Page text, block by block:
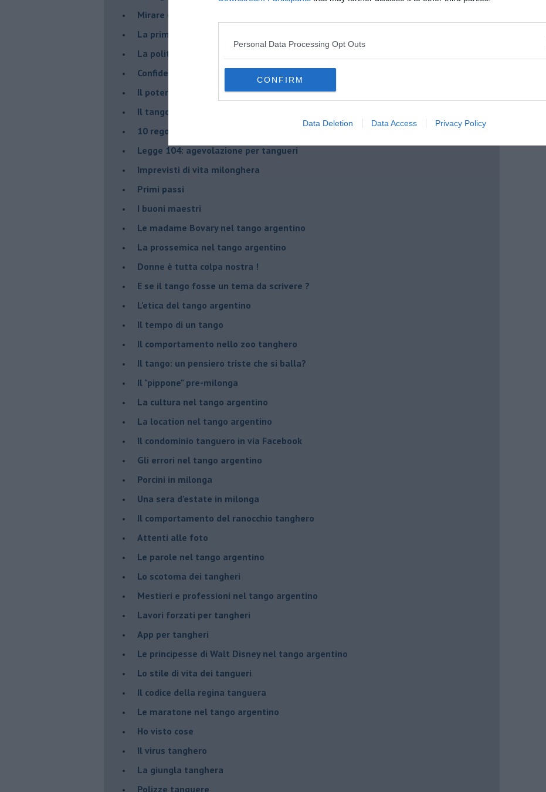
Personal Data Processing Opt Outs
CONFIRM
Data Deletion Data Access Privacy Policy
Mirare con la PNL
La prima volta
La politica nel tango argentino
Confidenze tanghere
Il potere delle tangueras
Il tango genera emozioni positive
10 regole tanguere che dovremmo imparare
Legge 104: agevolazione per tangueri
Imprevisti di vita milonghera
Primi passi
I buoni maestri
Le madame Bovary nel tango argentino
La prossemica nel tango argentino
Donne è tutta colpa nostra !
E se il tango fosse un tema da scrivere ?
L'etica del tango argentino
Il tempo di un tango
Il comportamento nello zoo tanghero
Il tango: un pensiero triste che si balla?
Il "pippone" pre-milonga
La cultura nel tango argentino
La location nel tango argentino
Il condominio tanguero in via Facebook
Gli errori nel tango argentino
Porcini in milonga
Una sera d'estate in milonga
Il comportamento del ranocchio tanghero
Attenti alle foto
Le parole nel tango argentino
Lo scotoma dei tangheri
Mestieri e professioni nel tango argentino
Lavori forzati per tangheri
App per tangheri
Le principesse di Walt Disney nel tango argentino
Lo stile di vita dei tangueri
Il codice della regina tanguera
Le maratone nel tango argentino
Ho visto cose
Il virus tanghero
La giungla tanghera
Polizze tanguere